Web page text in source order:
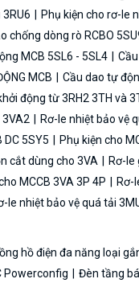
Phụ kiện cho rơ-le
chống dòng rò RCBO
MCB 5SL6 - 5SL4
MCB
Cầu dao tự
động từ 3RH2 3TH và
Rơ-le nhiệt bảo vệ
5SY5
Phụ kiện cho
cắt dùng cho 3VA
Rơ-le
MCCB 3VA 3P 4P
Rơ-
le nhiệt bảo vệ quá tải
hồ điện đa năng loại
Powerconfig
Đèn tầng